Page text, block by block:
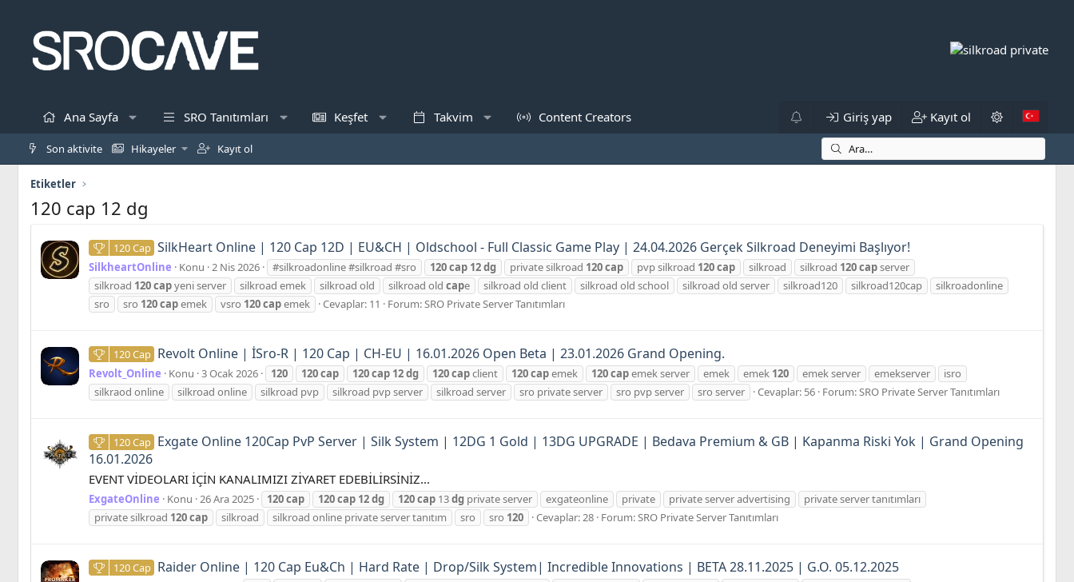
Ana Sayfa SRO Tanıtımları Keşfet Takvim Content Creators Giriş yap Kayıt ol
Son aktivite Hikayeler Kayıt ol
Etiketler
120 cap 12 dg
120 Cap SilkHeart Online | 120 Cap 12D | EU&CH | Oldschool - Full Classic Game Play | 24.04.2026 Gerçek Silkroad Deneyimi Başlıyor!
SilkheartOnline Konu 2 Nis 2026 #silkroadonline #silkroad #sro 120cap 12dg private silkroad 120cap pvp silkroad 120cap silkroad silkroad 120capserver
silkroad 120capyeni server silkroad emek silkroad old silkroad old cape silkroad old client silkroad old school silkroad old server silkroad120 silkroad120cap
silkroadonline
sro
sro 120capemek vsro 120capemek Cevaplar: 11 Forum:SRO Private Server Tanıtımları
120 Cap Revolt Online | İSro-R | 120 Cap | CH-EU | 16.01.2026 Open Beta | 23.01.2026 Grand Opening.
Revolt_Online Konu 3 Ocak 2026 120 120cap 120cap 12dg 120capclient 120capemek 120capemek server emek emek 120 emek server emekserver
isro
silkraod online
silkroad online silkroad pvp silkroad pvp server silkroad server sro private server sro pvp server sro server Cevaplar: 56 Forum:SRO Private Server Tanıtımları
120 Cap Exgate Online 120Cap PvP Server | Silk System | 12DG 1 Gold | 13DG UPGRADE | Bedava Premium & GB | Kapanma Riski Yok | Grand Opening
16.01.2026
EVENT VİDEOLARI İÇİN KANALIMIZI ZİYARET EDEBİLİRSİNİZ...
ExgateOnline Konu 26 Ara 2025 120cap 120cap 12dg 120cap 13dg private server exgateonline private private server advertising
private server tanıtımları
private silkroad 120cap silkroad silkroad online private server tanıtım sro sro 120 Cevaplar: 28 Forum:SRO Private Server Tanıtımları
120 Cap Raider Online | 120 Cap Eu&Ch | Hard Rate | Drop/Silk System| Incredible Innovations | BETA 28.11.2025 | G.O. 05.12.2025